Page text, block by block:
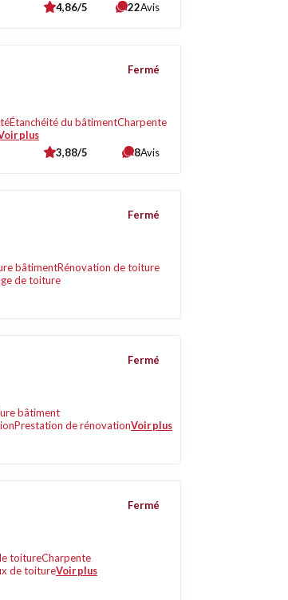
4,86/5 22Avis
Étanchéité du bâtimentCharpente
plus
Fermé
3,88/5 8Avis
bâtimentRénovation de toiture
de toiture
Fermé
bâtiment
Prestation de rénovationVoir plus
Fermé
toitureCharpente
de toitureVoir plus
Fermé